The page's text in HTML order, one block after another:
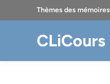
Thèmes des mémoires
CLiCours